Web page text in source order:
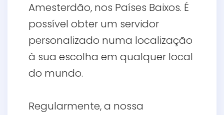
Amesterdão, nos Países Baixos. É
possível obter um servidor
personalizado numa localização
à sua escolha em qualquer local
do mundo.
Regularmente, a nossa